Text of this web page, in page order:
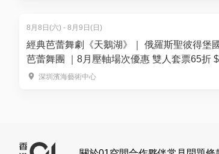
【8月營】 8月10日(一) 至 8月14日(五) 【
28/7: 水上; 29/7: 舟/LNT; 30/7: 溯澗; 31/7:
8月8日(六) - 8月9日(日)
經典芭蕾舞劇《天鵝湖》｜ 俄羅斯聖彼得堡
芭蕾舞團 ｜8月壓軸場次優惠 雙人套票65折
深圳濱海藝術中心